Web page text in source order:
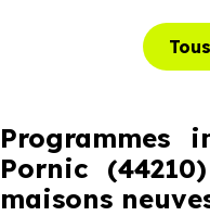
Programmes
Pornic
maisons